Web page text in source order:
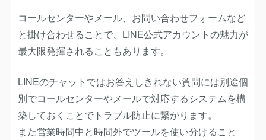
コールセンターやメール、お問い合わせフォームなど
と掛け合わせることで、LINE公式アカウントの魅力が
最大限発揮されることもあります。
LINEのチャットではお答えしきれない質問には別途個
別でコールセンターやメールで対応するシステムを構
築しておくことでトラブル防止に繋がります。
また営業時間中と時間外でツールを使い分けること